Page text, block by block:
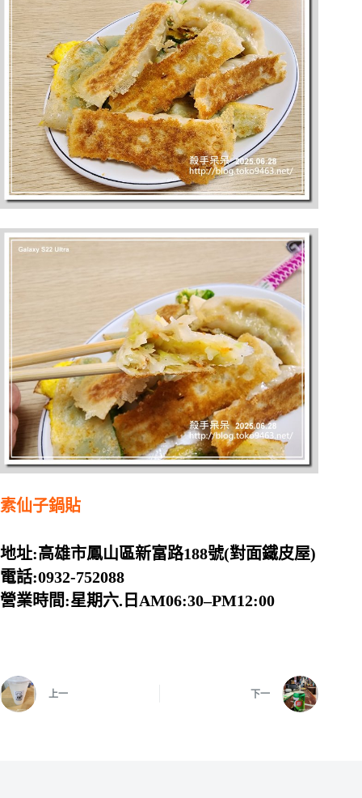
素仙子鍋貼
地址:高雄市鳳山區新富路188號(對面鐵皮屋)
電話:0932-752088
營業時間:星期六.日AM06:30–PM12:00
上一 下一